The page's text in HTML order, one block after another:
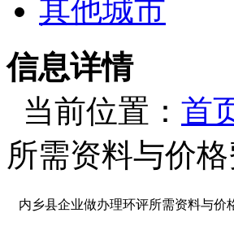
其他城市
信息详情
当前位置： 首
所需资料与价格
内乡县企业做办理环评所需资料与价